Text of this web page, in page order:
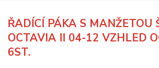
ŘADÍCÍ PÁKA S MANŽETOU
OCTAVIA II 04-12 VZHLED
6ST.